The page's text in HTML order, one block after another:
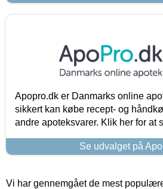
Apopro.dk er Danmarks online
sikkert kan købe recept- og
andre apoteksvarer. Klik her for at
Se udvalget på
Vi har gennemgået de mest